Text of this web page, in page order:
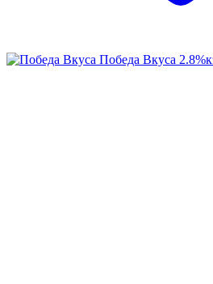
Победа Вкуса 2.8%